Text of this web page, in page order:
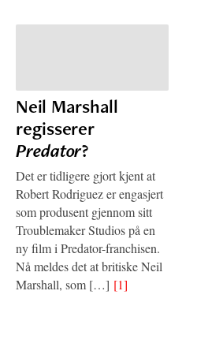
Neil Marshall
regisserer
Predator?
Det er tidligere gjort kjent at
Robert Rodriguez er engasjert
som produsent gjennom sitt
Troublemaker Studios på en
ny film i Predator-franchisen.
Nå meldes det at britiske Neil
Marshall, som […] [1]